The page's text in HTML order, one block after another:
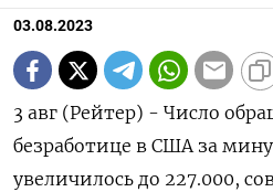
03.08.2023
3 авг (Рейтер) - Число
безработице в США за
увеличилось до 227.000,